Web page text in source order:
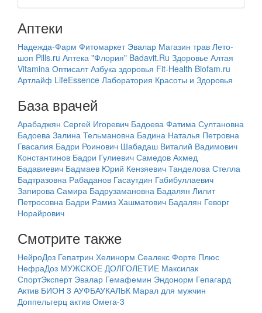
Аптеки
Надежда-Фарм Фитомаркет Эвалар Магазин трав Лето-
шоп Pills.ru Аптека "Флория" Badavit.Ru Здоровье Алтая
Vitamina Оптисалт Азбука здоровья Fit-Health Biofam.ru
Артлайф LifeEssence Лаборатория Красоты и Здоровья
База врачей
Арабаджян Сергей Игоревич Бадоева Фатима Султановна
Бадоева Залина Тельмановна Бадина Наталья Петровна
Гвасалия Бадри Роинович Шабадаш Виталий Вадимович
Константинов Бадри Гулиевич Самедов Ахмед
Бадавиевич Бадмаев Юрий Кензяевич Танделова Стелла
Бадтразовна Рабаданов Гасаутдин Габибуллаевич
Запирова Самира Бадрузамановна Бадалян Лилит
Петросовна Бадри Рамиз Хашматович Бадалян Геворг
Норайрович
Смотрите также
НейроДоз Гепатрин Хелинорм Сеалекс Форте Плюс
НефраДоз МУЖСКОЕ ДОЛГОЛЕТИЕ Максилак
СпортЭксперт Эвалар Гемафемин Эндонорм Гепагард
Актив БИОН 3 АУФБАУКАЛЬК Марал для мужчин
Доппельгерц актив Омега-3